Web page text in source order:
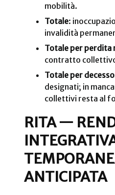
mobilità.
Totale:
invalidità
Totale per perdita
contratto
Totale per decesso
designati; in
collettivi resta al
RITA —
ANTICIPATA